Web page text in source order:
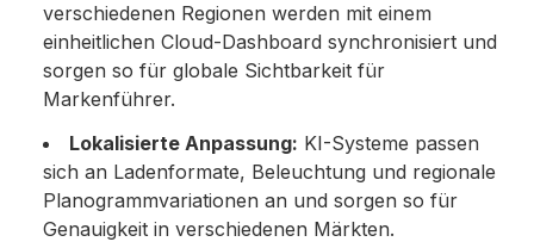
verschiedenen Regionen werden mit einem
einheitlichen Cloud-Dashboard synchronisiert und
sorgen so für globale Sichtbarkeit für
Markenführer.
Lokalisierte Anpassung: KI-Systeme passen
sich an Ladenformate, Beleuchtung und regionale
Planogrammvariationen an und sorgen so für
Genauigkeit in verschiedenen Märkten.